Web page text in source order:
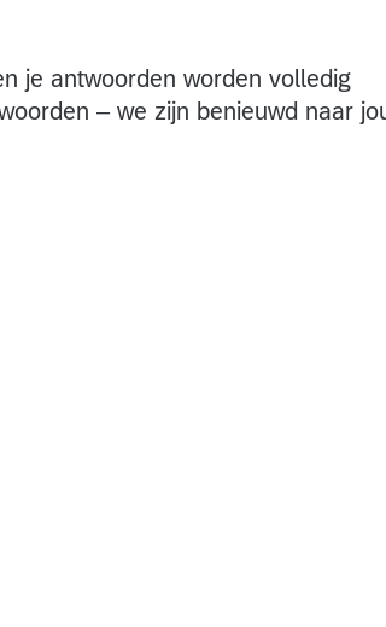
je antwoorden worden volledig
– we zijn benieuwd naar